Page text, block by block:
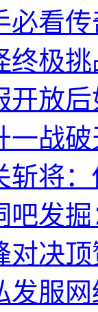
必看
终极
开放
一战
斩将
吧发
对决
发服